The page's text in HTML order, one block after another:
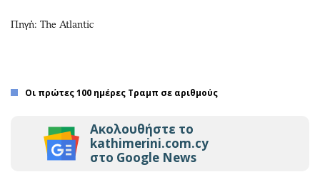
Πηγή: The Atlantic
Οι πρώτες 100 ημέρες Τραμπ σε αριθμούς
Ακολουθήστε το
kathimerini.com.cy
στο Google News